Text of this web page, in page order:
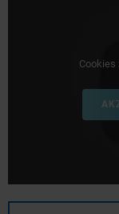
Cookies